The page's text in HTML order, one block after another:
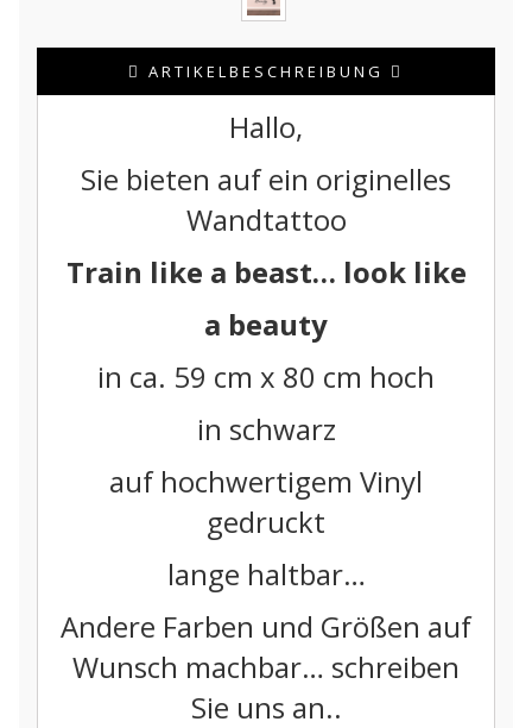
ARTIKELBESCHREIBUNG
Hallo,
Sie bieten auf ein originelles
Wandtattoo
Train like a beast… look like
a beauty
in ca. 59 cm x 80 cm hoch
in schwarz
auf hochwertigem Vinyl
gedruckt
lange haltbar…
Andere Farben und Größen auf
Wunsch machbar… schreiben
Sie uns an..